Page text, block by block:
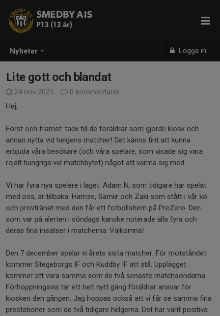
Nyheter Logga in
SMEDBY AIS
P13 (13 år)
Lite gott och blandat
24 nov 2025
0 kommentarer
Hej,
Först och främst: tack till de föräldrar som gjorde kiosk och
annan nytta vid helgens matcher! Det känns fint att kunna
erbjuda våra besökare (och våra spelare, som visade sig vara
rejält hungriga vid matchbytet) något att värma sig med.
Vi har fyra nya spelare i laget. Adam N, som tidigare har spelat
med oss, är tillbaka. Hamze, Samiir och Zaki som stått i vår kö
och provtränat med den får ett fotbollshem på PreZero. Den
som var på alerten i söndags kanske noterade alla fyra och
deras fina insatser i matcherna. Välkomna!
Den 7 december spelar vi årets sista matcher. För motståndet
kommer Stegeborgs IF och Kuddby IF att stå. Upplägget
kommer att vara samma som de två senaste matchsöndarna.
Förhoppningsvis tar ett helt nytt gäng föräldrar ansvar för
kiosken den gången. Jag hoppas också att vi får se samma fina
prestationer som de två tidigare helgerna. Det har varit positiva